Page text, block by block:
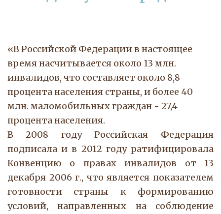
«В Российской Федерации в настоящее
время насчитывается около 13 млн.
инвалидов, что составляет около 8,8
процента населения страны, и более 40
млн. маломобильных граждан - 27,4
процента населения.
В 2008 году Российская Федерация
подписала и в 2012 году ратифицировала
Конвенцию о правах инвалидов от 13
декабря 2006 г., что является показателем
готовности страны к формированию
условий, направленных на соблюдение